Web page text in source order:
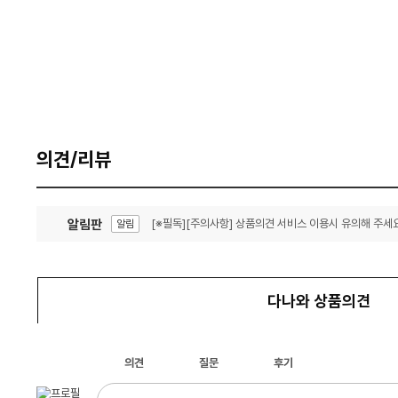
의견/리뷰
알림판 알림 [※필독][주의사항] 상품의견 서비스 이용시 유의해 주세
다나와 상품의견
의견 질문 후기